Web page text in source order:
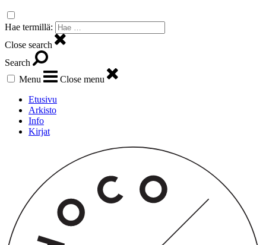
Hae termillä:
Close search
Search
Menu
Close menu
Etusivu
Arkisto
Info
Kirjat